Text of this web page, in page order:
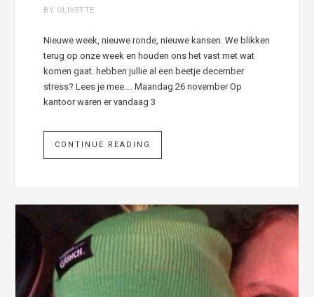
BY OLIVETTE
Nieuwe week, nieuwe ronde, nieuwe kansen. We blikken
terug op onze week en houden ons het vast met wat
komen gaat. hebben jullie al een beetje december
stress? Lees je mee…. Maandag 26 november Op
kantoor waren er vandaag 3
CONTINUE READING